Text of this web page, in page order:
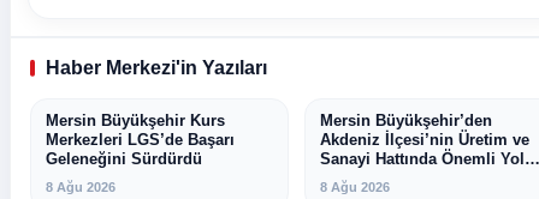
Haber Merkezi'in Yazıları
MERSIN
Mersin Büyükşehir Kurs
Merkezleri LGS’de Başarı
Geleneğini Sürdürdü
8 Ağu 2026
MERSIN
Mersin Büyükşehir’den
Akdeniz İlçesi’nin Üretim ve
Sanayi Hattında Önemli Yol
Çalışması
8 Ağu 2026